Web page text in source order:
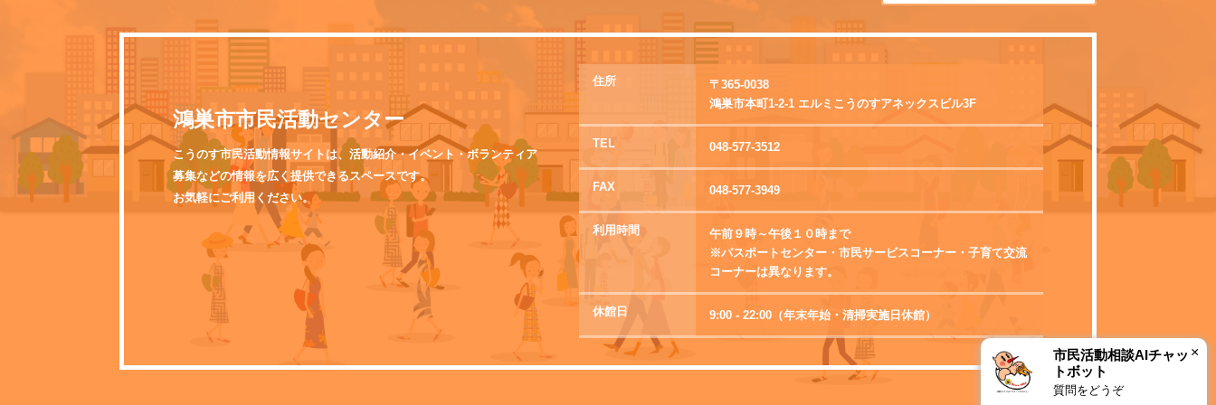
鴻巣市市民活動センター
こうのす市民活動情報サイトは、活動紹介・イベント・ボランティア
募集などの情報を広く提供できるスペースです。
お気軽にご利用ください。
住所
〒365-0038
鴻巣市本町1-2-1 エルミこうのすアネックスビル3F
TEL 048-577-3512
FAX 048-577-3949
利用時間
午前９時～午後１０時まで
※パスポートセンター・市民サービスコーナー・子育て交流
コーナーは異なります。
休館日 9:00 - 22:00（年末年始・清掃実施日休館）
市民活動相談AIチャッ
トボット
質問をどうぞ
×